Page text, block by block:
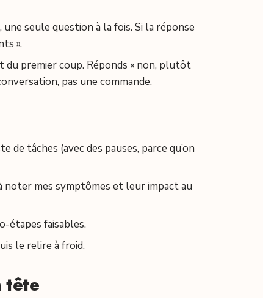
une seule question à la fois. Si la réponse
».
du premier coup. Réponds « non, plutôt
pas une commande.
tâches (avec des pauses, parce qu’on
noter mes symptômes et leur impact au
étapes faisables.
le relire à froid.
tête